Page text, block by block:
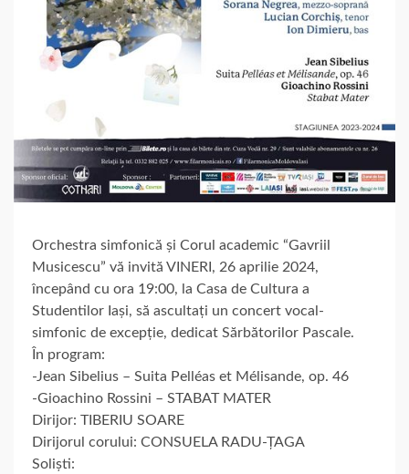
Orchestra simfonică și Corul academic “Gavriil
Musicescu” vă invită VINERI, 26 aprilie 2024,
începând cu ora 19:00, la Casa de Cultura a
Studentilor Iași, să ascultați un concert vocal-
simfonic de excepție, dedicat Sărbătorilor Pascale.
În program:
-Jean Sibelius – Suita Pelléas et Mélisande, op. 46
-Gioachino Rossini – STABAT MATER
Dirijor: TIBERIU SOARE
Dirijorul corului: CONSUELA RADU-ȚAGA
Soliști: